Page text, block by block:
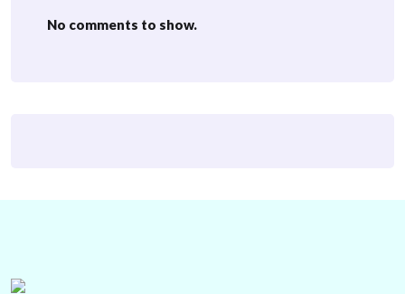
No comments to show.